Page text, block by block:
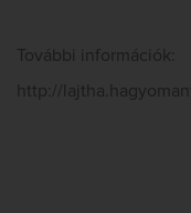
További információk:
http://